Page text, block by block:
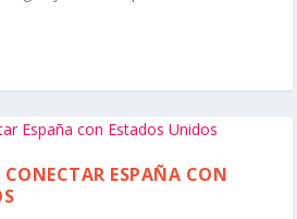
CONECTAR ESPAÑA CON